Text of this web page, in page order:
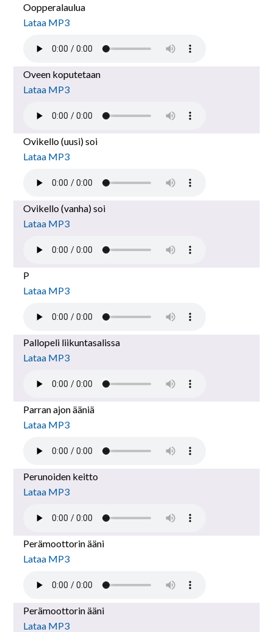
Oopperalaulua
Lataa MP3
Oveen koputetaan
Lataa MP3
Ovikello (uusi) soi
Lataa MP3
Ovikello (vanha) soi
Lataa MP3
P
Lataa MP3
Pallopeli liikuntasalissa
Lataa MP3
Parran ajon ääniä
Lataa MP3
Perunoiden keitto
Lataa MP3
Perämoottorin ääni
Lataa MP3
Perämoottorin ääni
Lataa MP3